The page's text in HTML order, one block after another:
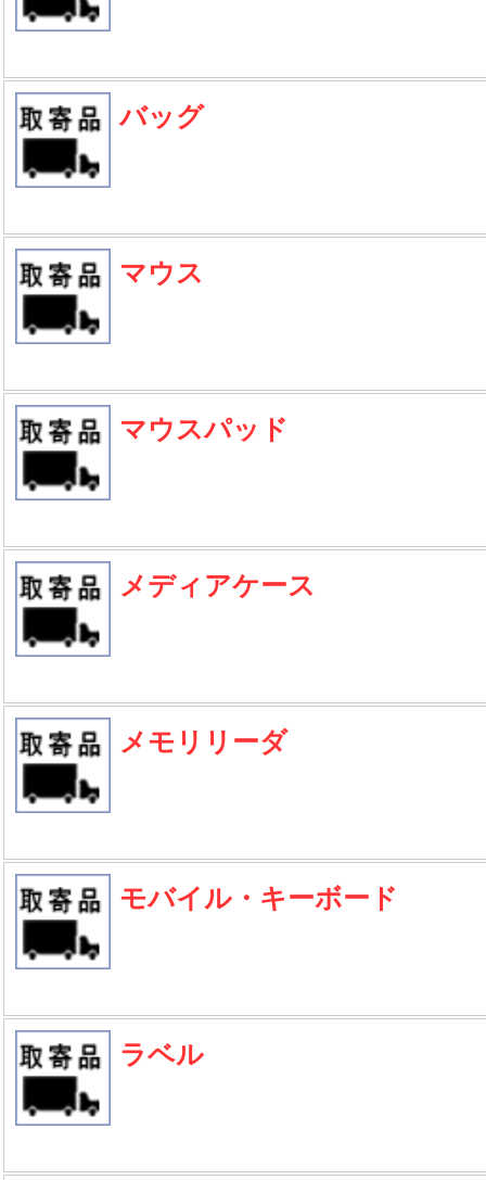
バッグ
マウス
マウスパッド
メディアケース
メモリリーダ
モバイル・キーボード
ラベル